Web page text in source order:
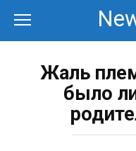
контенту
Жаль
было